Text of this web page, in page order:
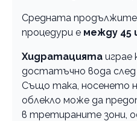
Средната
процедури е между 45
Хидратацията играе
достатъчно вода след
Също така, носенето
облекло може да
в третираните зони,